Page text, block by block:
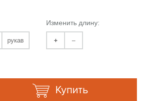
рукав
Изменить длину:
+ –
Купить